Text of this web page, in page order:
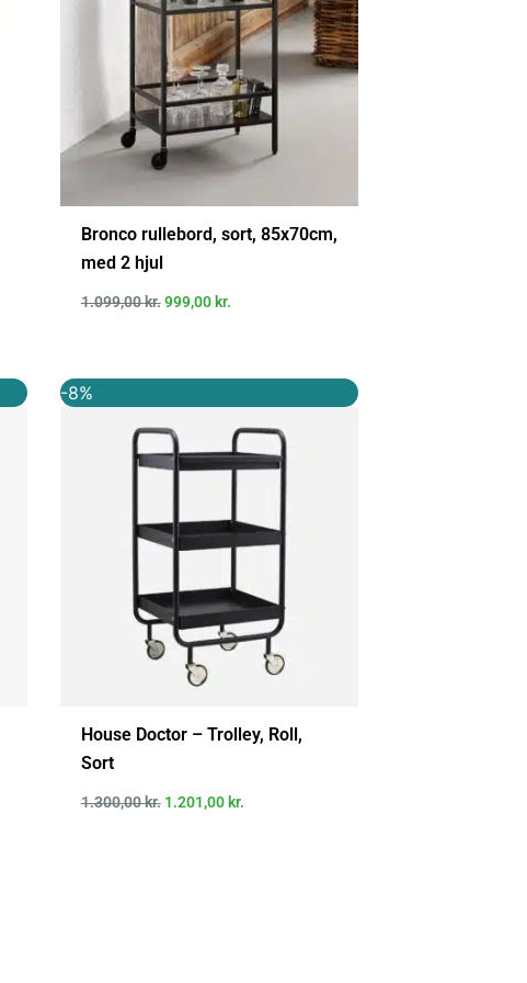
Bronco rullebord, sort, 85x70cm,
med 2 hjul
1.099,00kr.999,00 kr.
-8%
House Doctor – Trolley, Roll,
Sort
1.300,00kr.
oprindelige
pris
var:
1.300,00 kr..
1.201,00 kr.
aktuelle
pris
1.201,00 kr..